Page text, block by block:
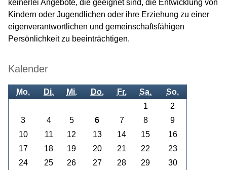
keinerlei Angebote, die geeignet sind, die Entwicklung von
Kindern oder Jugendlichen oder ihre Erziehung zu einer
eigenverantwortlichen und gemeinschaftsfähigen
Persönlichkeit zu beeinträchtigen.
Kalender
Mo. Di. Mi. Do. Fr. Sa. So.
1
2
3
4 5 6 7 8
9
10
11 12 13 14 15
16
17
18 19 20 21 22
23
24
25 26 27 28 29
30